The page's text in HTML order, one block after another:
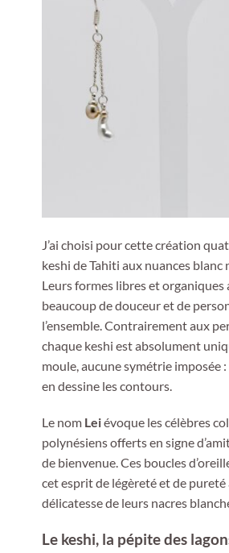
J’ai choisi pour cette création
keshi de Tahiti aux nuances blanc
Leurs formes libres et
beaucoup de douceur et de
l’ensemble. Contrairement aux
chaque keshi est absolument
moule, aucune symétrie imposée
en dessine les contours.
Le nom Leiévoque les célèbres
polynésiens offerts en signe
de bienvenue. Ces boucles
cet esprit de légèreté et de pureté
délicatesse de leurs nacres
Le keshi, la pépite des